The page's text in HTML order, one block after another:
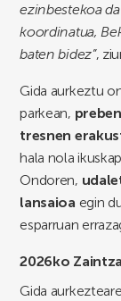
ezinbestekoa
koordinatua,
baten bidez”,
Gida aurkeztu
parkean,
tresnen
hala nola
Ondoren,
lansaioa egin
esparruan
2026ko
Gida